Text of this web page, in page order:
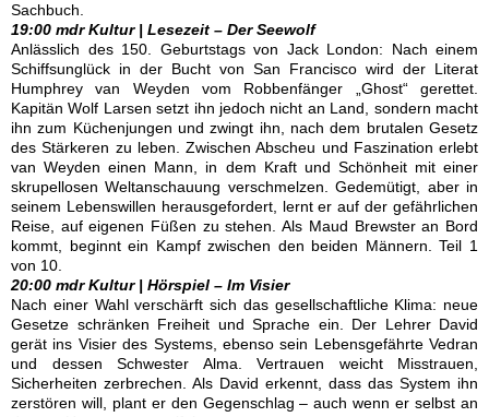
Sachbuch.
19:00 mdr Kultur | Lesezeit – Der Seewolf
Anlässlich des 150. Geburtstags von Jack London: Nach einem
Schiffsunglück in der Bucht von San Francisco wird der Literat
Humphrey van Weyden vom Robbenfänger „Ghost“ gerettet.
Kapitän Wolf Larsen setzt ihn jedoch nicht an Land, sondern macht
ihn zum Küchenjungen und zwingt ihn, nach dem brutalen Gesetz
des Stärkeren zu leben. Zwischen Abscheu und Faszination erlebt
van Weyden einen Mann, in dem Kraft und Schönheit mit einer
skrupellosen Weltanschauung verschmelzen. Gedemütigt, aber in
seinem Lebenswillen herausgefordert, lernt er auf der gefährlichen
Reise, auf eigenen Füßen zu stehen. Als Maud Brewster an Bord
kommt, beginnt ein Kampf zwischen den beiden Männern. Teil 1
von 10.
20:00 mdr Kultur | Hörspiel – Im Visier
Nach einer Wahl verschärft sich das gesellschaftliche Klima: neue
Gesetze schränken Freiheit und Sprache ein. Der Lehrer David
gerät ins Visier des Systems, ebenso sein Lebensgefährte Vedran
und dessen Schwester Alma. Vertrauen weicht Misstrauen,
Sicherheiten zerbrechen. Als David erkennt, dass das System ihn
zerstören will, plant er den Gegenschlag – auch wenn er selbst an